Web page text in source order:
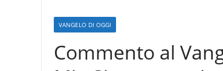
VANGELO DI OGGI
Commento al